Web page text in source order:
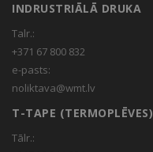
INDRUSTRIĀLĀ DRUKA
Talr.:
+371 67 800 832
e-pasts:
noliktava@wmt.lv
T-TAPE (TERMOPLĒVES)
Tālr.: